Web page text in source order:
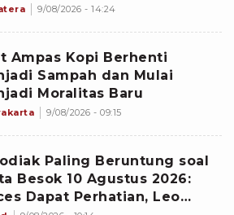
9/08/2026 - 14:24
Ampas Kopi Berhenti
Sampah dan Mulai
Moralitas Baru
9/08/2026 - 09:15
Paling Beruntung soal
Besok 10 Agustus 2026:
Dapat Perhatian, Leo